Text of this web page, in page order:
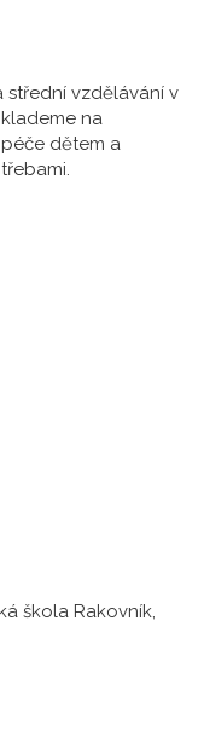
střední vzdělávání v
na
dětem a
škola Rakovník,